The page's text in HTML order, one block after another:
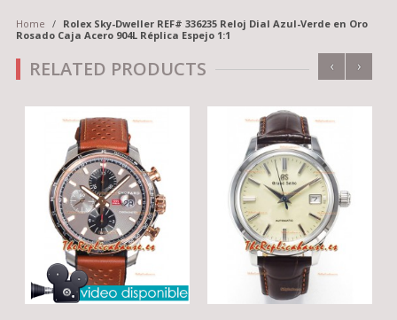
Home /
Rolex Sky-Dweller REF# 336235 Reloj Dial Azul-Verde en Oro
Rosado Caja Acero 904L Réplica Espejo 1:1
RELATED PRODUCTS ‹ ›